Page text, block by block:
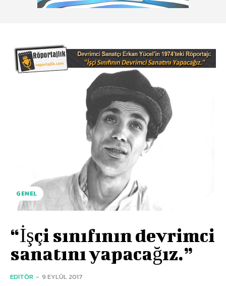
GENEL
“İşçi sınıfının devrimci
sanatını yapacağız.”
EDITÖR - 9 EYLÜL 2017